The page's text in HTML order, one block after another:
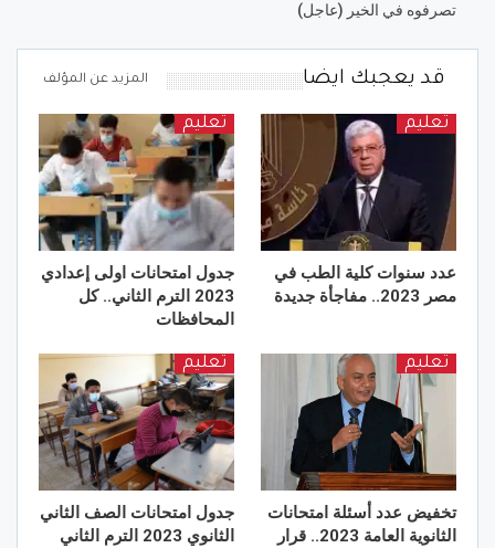
تصرفوه في الخير (عاجل)
قد يعجبك ايضا المزيد عن المؤلف
تعليم
عدد سنوات كلية الطب في
مصر 2023.. مفاجأة جديدة
تعليم
جدول امتحانات اولى إعدادي
2023 الترم الثاني.. كل
المحافظات
تعليم
تخفيض عدد أسئلة امتحانات
الثانوية العامة 2023.. قرار
تعليم
جدول امتحانات الصف الثاني
الثانوي 2023 الترم الثاني